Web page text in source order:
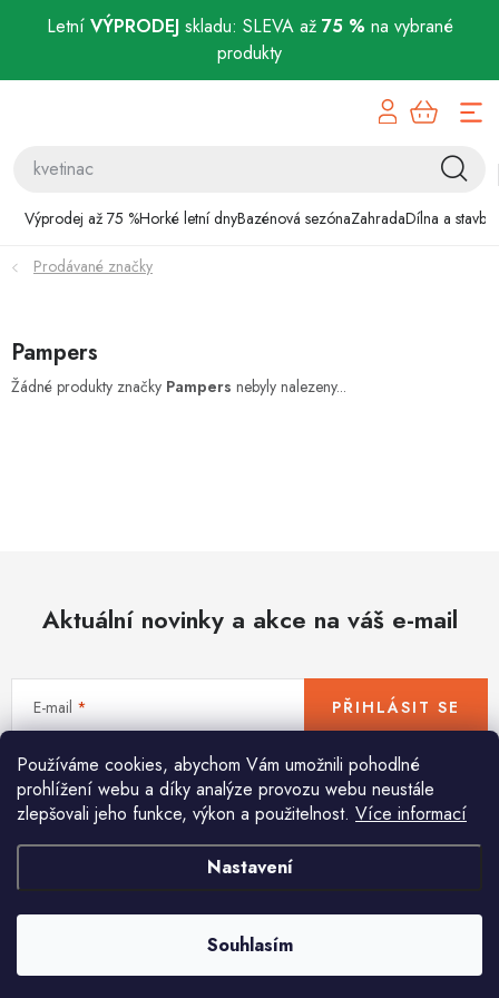
Letní VÝPRODEJskladu: SLEVA až 75 % na vybrané
produkty
Používáme cookies, abychom Vám umožnili pohodlné
prohlížení webu a díky analýze provozu webu neustále
zlepšovali jeho funkce, výkon a použitelnost. Více informací
Nastavení
Souhlasím
Výprodej až 75 %Horké letní dnyBazénová sezónaZahradaDílna a stavba
Bazénová sezóna
Zahrada
Domácnost
Novinky
World Cleanup Day
Akční ceny
Půjčovna Kontaktuje nás
Obchodní podmínky
Vrácení a reklamace
Podmínky ochrany osobních údajů
Obchodní podmínky pro podnikatele
Způsob doručení a platby
Zásady používání cookies
Prodávané značky
Pampers
Žádné produkty značky Pampers nebyly nalezeny...
Aktuální novinky a akce na váš e-mail
E-mail
Vložením e-mailu souhlasíte spodmínkami ochrany osobních údajů
PŘIHLÁSIT SE
Pomůžeme vám s výběrem
Potřebujete s něčím poradit? Jsme tu pro vás!
info@huka.cz